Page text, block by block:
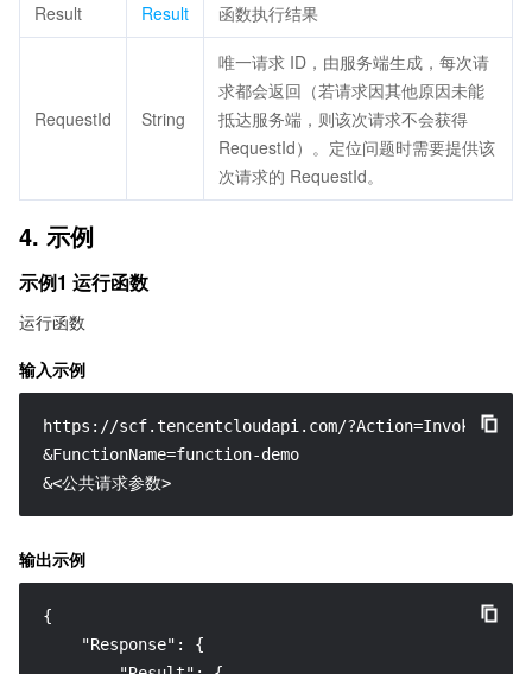
Result Result 函数执行结果
RequestId String
唯一请求 ID，由服务端生成，每次请
求都会返回（若请求因其他原因未能
抵达服务端，则该次请求不会获得
RequestId）。定位问题时需要提供该
次请求的 RequestId。
4. 示例
示例1 运行函数
运行函数
输入示例
https://scf.tencentcloudapi.com/?Action=Invoke
&FunctionName=function-demo
&<公共请求参数>
输出示例
{
"Response" :
{